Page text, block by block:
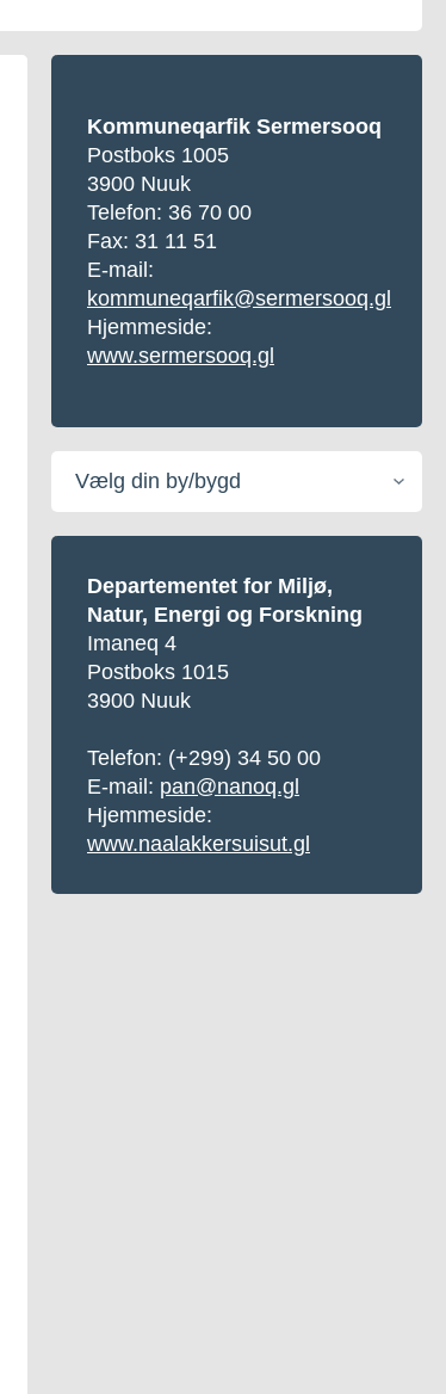
Kommuneqarfik Sermersooq
Postboks 1005
3900 Nuuk
Telefon: 36 70 00
Fax: 31 11 51
E-mail:
kommuneqarfik@sermersooq.gl
Hjemmeside:
www.sermersooq.gl
Vælg
din
by/bygd
Departementet for Miljø,
Natur, Energi og Forskning
Imaneq 4
Postboks 1015
3900 Nuuk
Telefon: (+299) 34 50 00
E-mail: pan@nanoq.gl
Hjemmeside:
www.naalakkersuisut.gl